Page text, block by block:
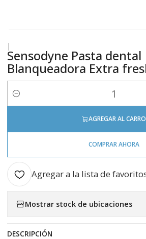
|
Sensodyne Pasta dental
Blanqueadora Extra
Cantidad
AGREGAR AL CARRO
COMPRAR AHORA
Agregar a la lista de
Mostrar stock de ubicaciones
DESCRIPCIÓN